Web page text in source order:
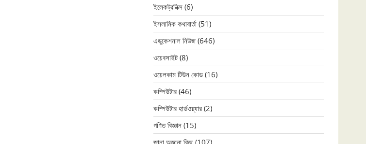
ইলেকট্রনিক্স (6)
ইসলামিক কথাবার্তা (51)
এডুকেশনাল নিউজ (646)
ওয়েবসাইট (8)
ওয়েলকাম টিউন কোড (16)
কম্পিউটার (46)
কম্পিউটার হার্ডওয়্যার (2)
গণিত বিজ্ঞান (15)
জানা অজানা কিছু (107)